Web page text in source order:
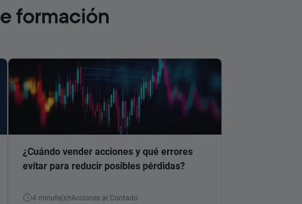
formación
¿Cuándo vender acciones y qué errores
evitar para reducir posibles pérdidas?
4 minute(s) Acciones al Contado